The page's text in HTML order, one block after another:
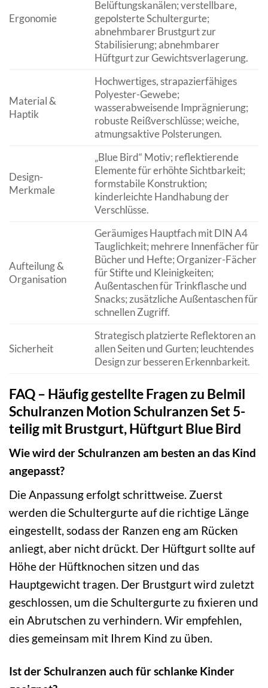
Ergonomie
Belüftungskanälen; verstellbare,
gepolsterte Schultergurte;
abnehmbarer Brustgurt zur
Stabilisierung; abnehmbarer
Hüftgurt zur Gewichtsverlagerung.
Material &
Haptik
Hochwertiges, strapazierfähiges
Polyester-Gewebe;
wasserabweisende Imprägnierung;
robuste Reißverschlüsse; weiche,
atmungsaktive Polsterungen.
Design-
Merkmale
„Blue Bird“ Motiv; reflektierende
Elemente für erhöhte Sichtbarkeit;
formstabile Konstruktion;
kinderleichte Handhabung der
Verschlüsse.
Aufteilung &
Organisation
Geräumiges Hauptfach mit DIN A4
Tauglichkeit; mehrere Innenfächer für
Bücher und Hefte; Organizer-Fächer
für Stifte und Kleinigkeiten;
Außentaschen für Trinkflasche und
Snacks; zusätzliche Außentaschen für
schnellen Zugriff.
Sicherheit
Strategisch platzierte Reflektoren an
allen Seiten und Gurten; leuchtendes
Design zur besseren Erkennbarkeit.
FAQ – Häufig gestellte Fragen zu Belmil
Schulranzen Motion Schulranzen Set 5-
teilig mit Brustgurt, Hüftgurt Blue Bird
Wie wird der Schulranzen am besten an das Kind
angepasst?
Die Anpassung erfolgt schrittweise. Zuerst
werden die Schultergurte auf die richtige Länge
eingestellt, sodass der Ranzen eng am Rücken
anliegt, aber nicht drückt. Der Hüftgurt sollte auf
Höhe der Hüftknochen sitzen und das
Hauptgewicht tragen. Der Brustgurt wird zuletzt
geschlossen, um die Schultergurte zu fixieren und
ein Abrutschen zu verhindern. Wir empfehlen,
dies gemeinsam mit Ihrem Kind zu üben.
Ist der Schulranzen auch für schlanke Kinder